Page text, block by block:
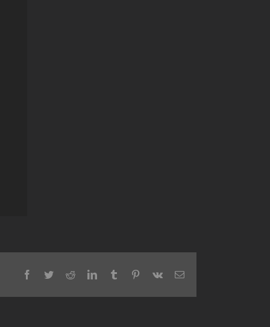
Facebook
TwitterRedditLinkedInTumblr Pinterest
Vk Email